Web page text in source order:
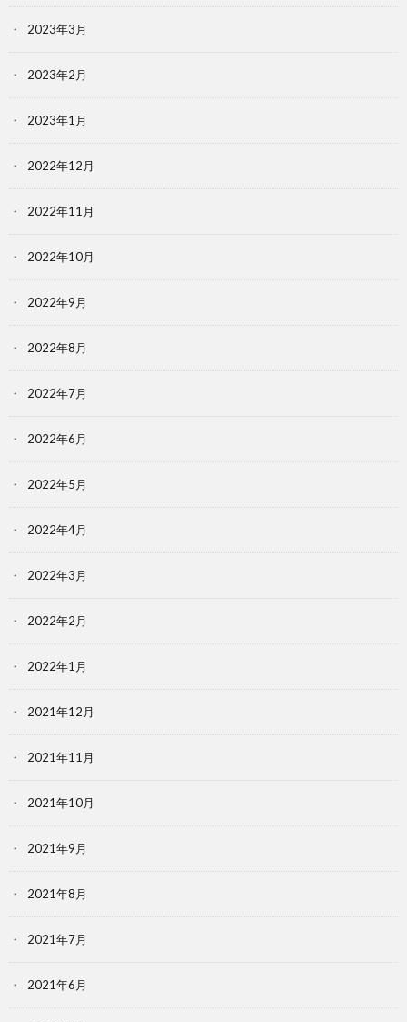
2023年3月
2023年2月
2023年1月
2022年12月
2022年11月
2022年10月
2022年9月
2022年8月
2022年7月
2022年6月
2022年5月
2022年4月
2022年3月
2022年2月
2022年1月
2021年12月
2021年11月
2021年10月
2021年9月
2021年8月
2021年7月
2021年6月